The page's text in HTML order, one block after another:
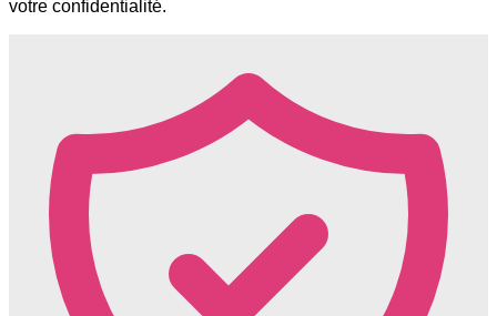
votre confidentialité.